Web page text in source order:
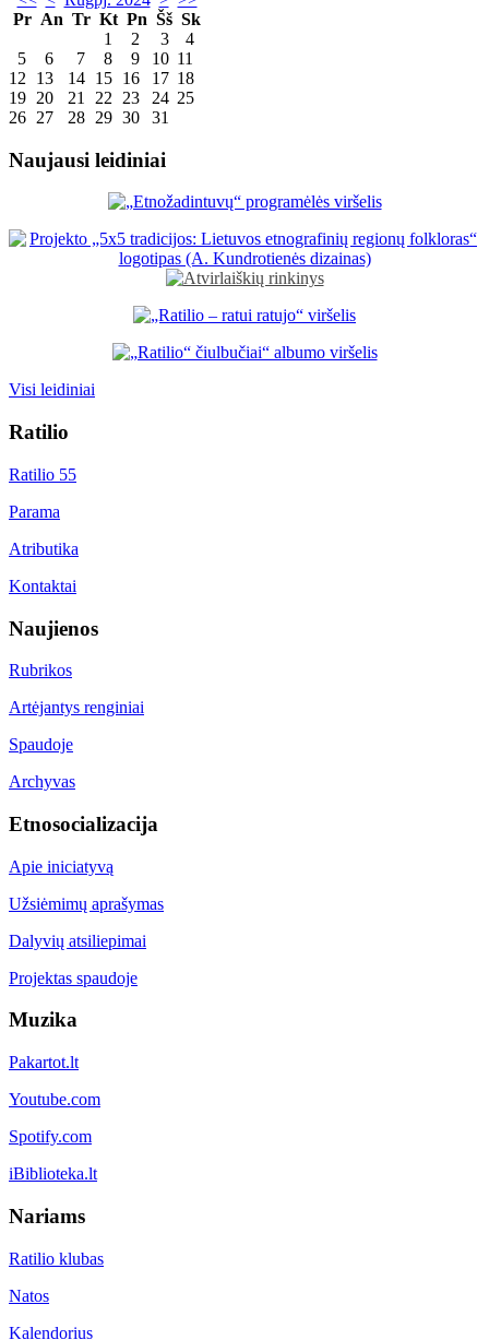
Pr An Tr Kt Pn Šš Sk
1
2 3
4
5
6 7 8 9 10 11
12
13 14 15 16 17 18
19 20 21 22 23 24 25
26 27 28 29 30 31
Naujausi leidiniai
Visi leidiniai
Ratilio
Ratilio 55
Parama
Atributika
Kontaktai
Naujienos
Rubrikos
Artėjantys renginiai
Spaudoje
Archyvas
Etnosocializacija
Apie iniciatyvą
Užsiėmimų aprašymas
Dalyvių atsiliepimai
Projektas spaudoje
Muzika
Pakartot.lt
Youtube.com
Spotify.com
iBiblioteka.lt
Nariams
Ratilio klubas
Natos
Kalendorius